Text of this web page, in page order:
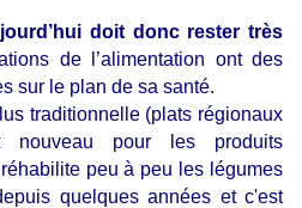
doit donc rester très
de l’alimentation ont des
sur le plan de sa santé.
traditionnelle (plats régionaux
nouveau pour les produits
peu à peu les légumes
quelques années et c'est